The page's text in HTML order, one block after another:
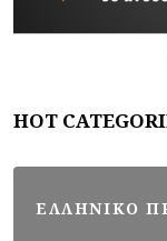
HOT
ΕΛΛΗΝΙΚΟ